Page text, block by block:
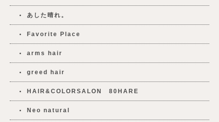
あした晴れ。
Favorite Place
arms hair
greed hair
HAIR&COLORSALON 80HARE
Neo natural